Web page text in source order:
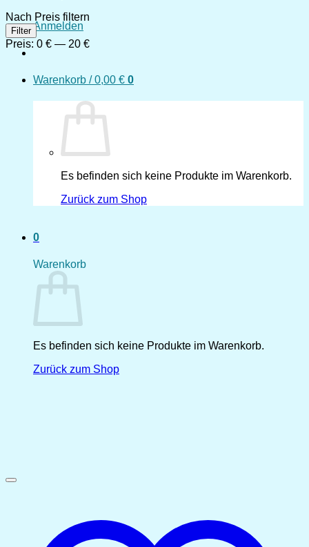
Anmelden
Warenkorb /0,00 € 0
Es befinden sich keine Produkte im Warenkorb.
Zurück zum Shop
0
Warenkorb
Es befinden sich keine Produkte im Warenkorb.
Zurück zum Shop
Nach Preis filtern
Min.
Preis
Max.
Preis
Filter
Preis: 0 € — 20 €